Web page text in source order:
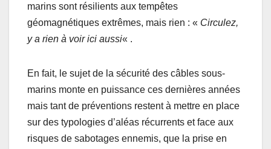
marins sont résilients aux tempêtes
géomagnétiques extrêmes, mais rien : « Circulez,
y a rien à voir ici aussi« .
En fait, le sujet de la sécurité des câbles sous-
marins monte en puissance ces dernières années
mais tant de préventions restent à mettre en place
sur des typologies d’aléas récurrents et face aux
risques de sabotages ennemis, que la prise en